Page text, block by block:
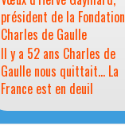
président de la Fondation
Charles de Gaulle
Il y a 52 ans Charles de
Gaulle nous quittait… La
France est en deuil